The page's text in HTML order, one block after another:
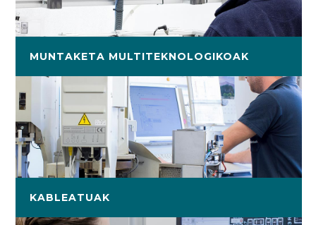
MUNTAKETA MULTITEKNOLOGIKOAK
KABLEATUAK